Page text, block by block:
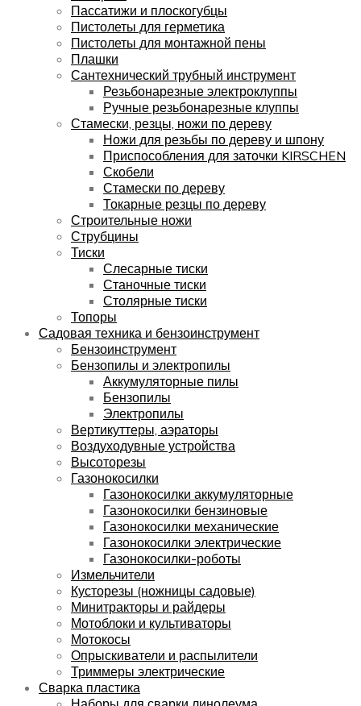
Пассатижи и плоскогубцы
Пистолеты для герметика
Пистолеты для монтажной пены
Плашки
Сантехнический трубный инструмент
Резьбонарезные электроклуппы
Ручные резьбонарезные клуппы
Стамески, резцы, ножи по дереву
Ножи для резьбы по дереву и шпону
Приспособления для заточки KIRSCHEN
Скобели
Стамески по дереву
Токарные резцы по дереву
Строительные ножи
Струбцины
Тиски
Слесарные тиски
Станочные тиски
Столярные тиски
Топоры
Садовая техника и бензоинструмент
Бензоинструмент
Бензопилы и электропилы
Аккумуляторные пилы
Бензопилы
Электропилы
Вертикуттеры, аэраторы
Воздуходувные устройства
Высоторезы
Газонокосилки
Газонокосилки аккумуляторные
Газонокосилки бензиновые
Газонокосилки механические
Газонокосилки электрические
Газонокосилки-роботы
Измельчители
Кусторезы (ножницы садовые)
Минитракторы и райдеры
Мотоблоки и культиваторы
Мотокосы
Опрыскиватели и распылители
Триммеры электрические
Сварка пластика